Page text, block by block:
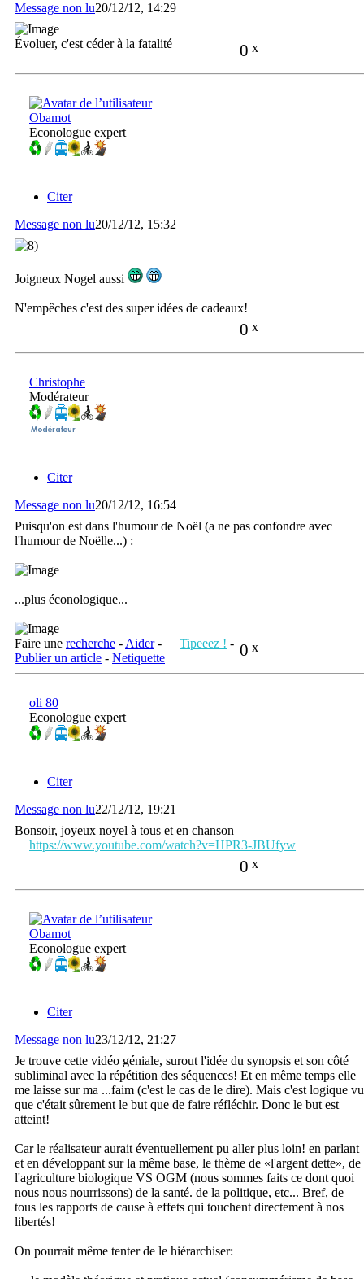
Message non lu20/12/12, 14:29
0 x
Évoluer, c'est céder à la fatalité
Obamot
Econologue expert
Citer
Message non lu20/12/12, 15:32
Joigneux Nogel aussi
N'empêches c'est des super idées de cadeaux!
0 x
Christophe
Modérateur
Citer
Message non lu20/12/12, 16:54
Puisqu'on est dans l'humour de Noël (a ne pas confondre avec
l'humour de Noëlle...) :
...plus éconologique...
0 x
Faire une recherche - Aider- Tipeeez ! -
Publier un article - Netiquette
oli 80
Econologue expert
Citer
Message non lu22/12/12, 19:21
Bonsoir, joyeux noyel à tous et en chanson
https://www.youtube.com/watch?v=HPR3-JBUfyw
0 x
Obamot
Econologue expert
Citer
Message non lu23/12/12, 21:27
Je trouve cette vidéo géniale, surout l'idée du synopsis et son côté
subliminal avec la répétition des séquences! Et en même temps elle
me laisse sur ma ...faim (c'est le cas de le dire). Mais c'est logique vu
que c'était sûrement le but que de faire réfléchir. Donc le but est
atteint!
Car le réalisateur aurait éventuellement pu aller plus loin! en parlant
et en développant sur la même base, le thème de «l'argent dette», de
l'agriculture biologique VS OGM (nous sommes faits ce dont quoi
nous nous nourrissons) de la santé. de la politique, etc... Bref, de
tous les rapports de cause à effets qui touchent directement à nos
libertés!
On pourrait même tenter de le hiérarchiser: